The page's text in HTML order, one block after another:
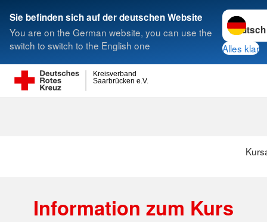
Sie befinden sich auf der deutschen Website
You are on the German website, you can use the
switch to switch to the English one
Sprache
Alles klar
Saarbrücken e.V.
Kreisverband
Suche
Information zum Kurs